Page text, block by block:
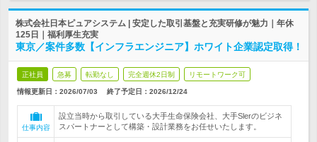
株式会社日本ピュアシステム | 安定した取引基盤と充実研修が魅力｜年休
125日｜福利厚生充実
東京／案件多数【インフラエンジニア】ホワイト企業認定取得！
正社員 急募 転勤なし 完全週休2日制 リモートワーク可
情報更新日：2026/07/03 終了予定日： 2026/12/24
仕事内容
設立当時から取引している大手生命保険会社、大手Slerのビジネ
スパートナーとして構築・設計業務をお任せいたします。